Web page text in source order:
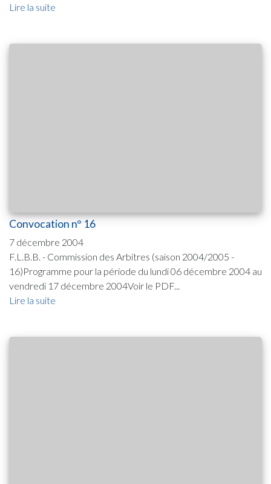
Lire la suite
Convocation n° 16
7 décembre 2004
F.L.B.B. - Commission des Arbitres (saison 2004/2005 -
16)Programme pour la période du lundi 06 décembre 2004 au
vendredi 17 décembre 2004Voir le PDF...
Lire la suite